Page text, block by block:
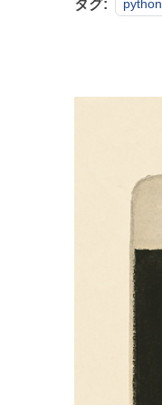
タグ: python